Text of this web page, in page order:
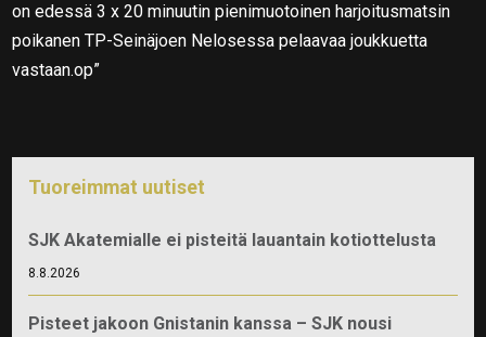
on edessä 3 x 20 minuutin pienimuotoinen harjoitusmatsin
poikanen TP-Seinäjoen Nelosessa pelaavaa joukkuetta
vastaan.op”
Tuoreimmat uutiset
SJK Akatemialle ei pisteitä lauantain kotiottelusta
8.8.2026
Pisteet jakoon Gnistanin kanssa – SJK nousi